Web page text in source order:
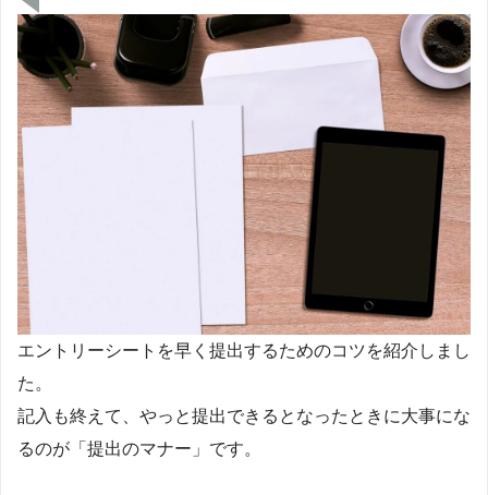
エントリーシートを早く提出するためのコツを紹介しまし
た。
記入も終えて、やっと提出できるとなったときに大事にな
るのが「提出のマナー」です。